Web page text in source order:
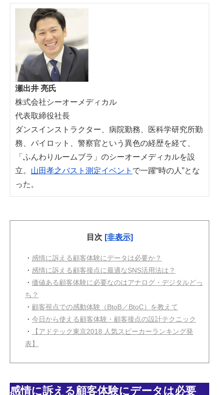
瀬出井 亮氏
株式会社シーオーメディカル
代表取締役社長
ダンスインストラクター、病院勤務、医科学研究所勤
務、パイロット、警察官という異色の経歴を経て、
「ふんわりルームブラ」のシーオーメディカルを設
立。 山田孝之バスト測定イベント で一躍“時の人”とな
った。
目次 [非表示]
・ 感情に訴える顧客体験にデータは必要か？
・ 感情に訴える顧客接点に最適なSNS活用法は？
・ 価値ある顧客体験に必要なのはアナログ・デジタルどっ
ち？
・ 顧客視点での感動体験（BtoB／BtoC）を教えて
・ 今日から使える顧客体験・顧客接点の設計テクニック
・
【アドテック東京2018 人気スピーカーランキング発
表】
感情に訴える顧客体験にデータは必要